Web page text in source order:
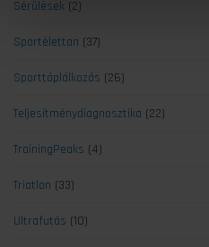
Sérülések (2)
Sportélettan (37)
Sporttáplálkozás (26)
Teljesítménydiagnosztika (22)
TrainingPeaks (4)
Triatlon (33)
Ultrafutás (10)